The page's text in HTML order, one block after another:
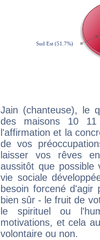
Jain (chanteuse), le
des maisons 10
l'affirmation et la
de vos
laisser vos rêves
aussitôt que
vie sociale
besoin forcené
bien sûr - le fruit de
le spirituel ou
motivations, et cela
volontaire ou non.